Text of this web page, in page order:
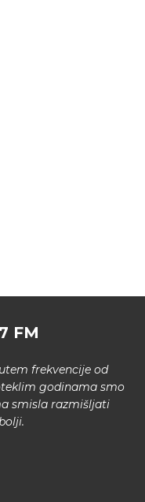
FM
frekvencije od
godinama smo
smisla razmišljati